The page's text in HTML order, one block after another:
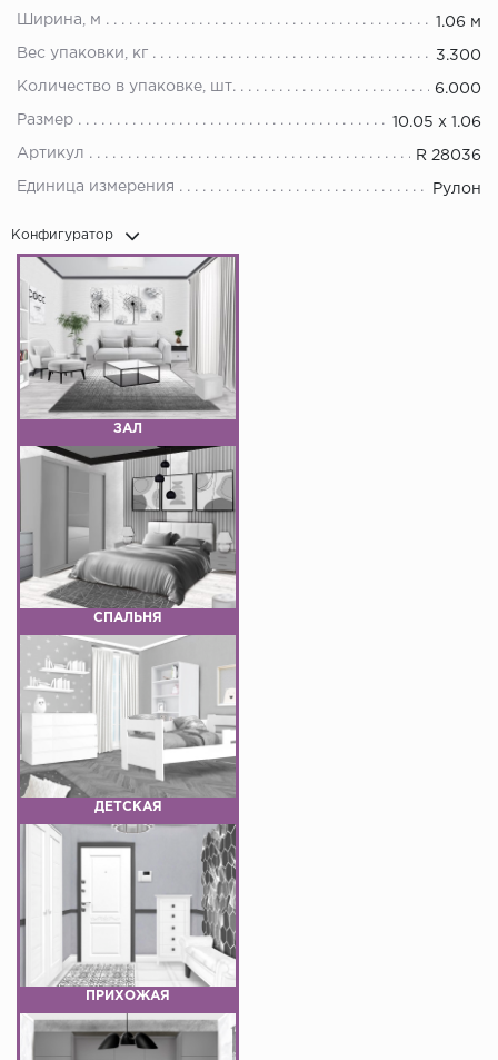
Ширина, м 1.06 м
Вес упаковки, кг 3.300
Количество в упаковке, шт. 6.000
Размер 10.05 х 1.06
Артикул R 28036
Единица измерения Рулон
Конфигуратор
ЗАЛ
СПАЛЬНЯ
ДЕТСКАЯ
ПРИХОЖАЯ